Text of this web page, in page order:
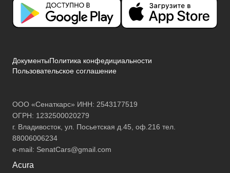
ДокументыПолитика конфедициальности
Пользовательское соглашение
ООО «Сенаткарс» ИНН: 2543177519
ОГРН: 1232500020279
г. Владивосток, ул. Посьетская д.45, оф.216 тел.
88006006234
e-mail: SenatCars@gmail.com
Acura